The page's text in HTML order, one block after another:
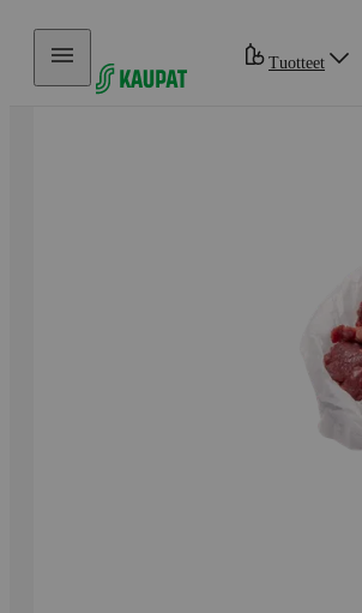
Hyppää sisältöön
Tuotteet